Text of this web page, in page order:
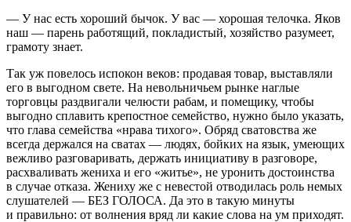
— У нас есть хороший бычок. У вас — хорошая телочка. Яков
наш — парень работящий, покладистый, хозяйство разумеет,
грамоту знает.
Так уж повелось испокон веков: продавая товар, выставляли
его в выгодном свете. На невольничьем рынке наглые
торговцы раздвигали челюсти рабам, и помещику, чтобы
выгодно сплавить крепостное семейство, нужно было указать,
что глава семейства «нрава тихого». Обряд сватовства же
всегда держался на сватах — людях, бойких на язык, умеющих
вежливо разговаривать, держать инициативу в разговоре,
расхваливать жениха и его «житье», не уронить достоинства
в случае отказа. Жениху же с невестой отводилась роль немых
слушателей — БЕЗ ГОЛОСА. Да это в такую минуты
и правильно: от волнения вряд ли какие слова на ум приходят.